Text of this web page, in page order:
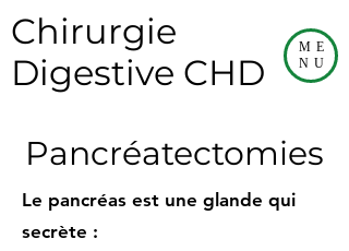
ME
NU
Chirurgie
Digestive CHD
Pancréatectomies
Le pancréas est une glande qui
secrète :